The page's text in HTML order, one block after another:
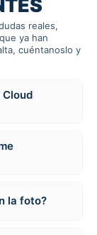
reales,
ya han
cuéntanoslo y
la foto?